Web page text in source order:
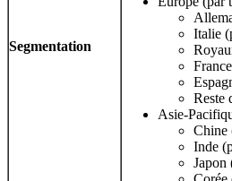
Segmentation
Italie
Reste
Asie-
Chine
Inde
Japon